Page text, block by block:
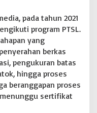
pada tahun 2021
program PTSL.
yang
berkas
pengukuran batas
hingga proses
beranggapan proses
sertifikat